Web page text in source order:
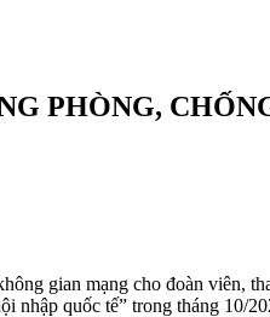
PHÒNG,
gian mạng cho đoàn
nhập quốc tế” trong tháng